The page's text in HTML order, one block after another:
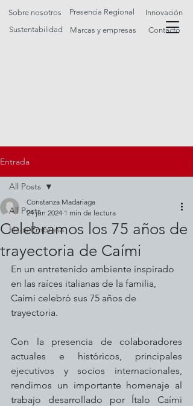
Sobre nosotros Presencia Regional
Innovación
Sustentabilidad
Contacto
Marcas y empresas
Entrada
All Posts
Hitos Empresa
All Posts
Celebramos los 75 años de
trayectoria de Caími
Constanza Madariaga
24 jun 2024 1 min de lectura
En un entretenido ambiente inspirado
en las raíces italianas de la familia,
Caími celebró sus 75 años de
trayectoria.
Con la presencia de colaboradores
actuales e históricos, principales
ejecutivos y socios internacionales,
rendimos un importante homenaje al
trabajo desarrollado por Ítalo Caími